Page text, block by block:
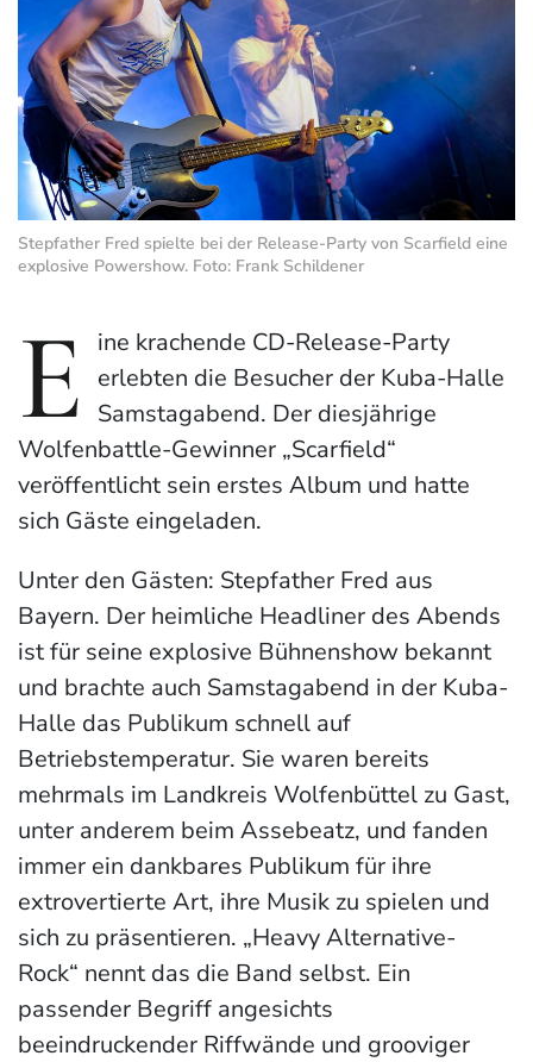
Stepfather Fred spielte bei der Release-Party von Scarfield eine
explosive Powershow. Foto: Frank Schildener
E
ine krachende CD-Release-Party
erlebten die Besucher der Kuba-Halle
Samstagabend. Der diesjährige
Wolfenbattle-Gewinner „Scarfield“
veröffentlicht sein erstes Album und hatte
sich Gäste eingeladen.
Unter den Gästen: Stepfather Fred aus
Bayern. Der heimliche Headliner des Abends
ist für seine explosive Bühnenshow bekannt
und brachte auch Samstagabend in der Kuba-
Halle das Publikum schnell auf
Betriebstemperatur. Sie waren bereits
mehrmals im Landkreis Wolfenbüttel zu Gast,
unter anderem beim Assebeatz, und fanden
immer ein dankbares Publikum für ihre
extrovertierte Art, ihre Musik zu spielen und
sich zu präsentieren. „Heavy Alternative-
Rock“ nennt das die Band selbst. Ein
passender Begriff angesichts
beeindruckender Riffwände und grooviger